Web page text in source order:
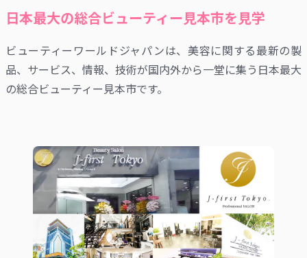
日本最大の総合ビューティー見本市を見学
ビューティーワールドジャパンは、美容に関する最新の製
品、サービス、情報、技術が国内外から一堂に集う日本最大
の総合ビューティー見本市です。